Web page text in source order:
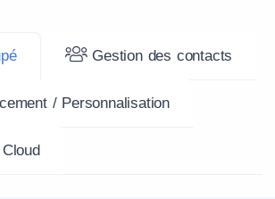
Gestion des contacts
/ Personnalisation